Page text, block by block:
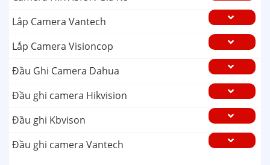
Lắp Camera Vantech
Lắp Camera Visioncop
Đầu Ghi Camera Dahua
Đầu ghi camera Hikvision
Đầu ghi Kbvison
Đầu ghi camera Vantech